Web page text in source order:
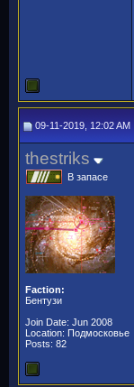
09-11-2019, 12:02 AM
thestriks
В запасе
Faction:
Бентузи
Join Date: Jun 2008
Location: Подмосковье
Posts: 82